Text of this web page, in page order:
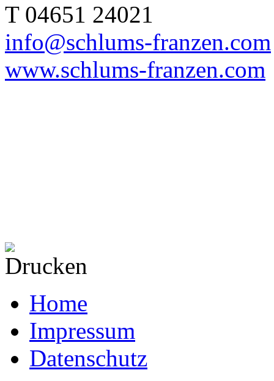
T 04651 24021
info@schlums-franzen.com‎
www.schlums-franzen.com
Home
Impressum
Datenschutz